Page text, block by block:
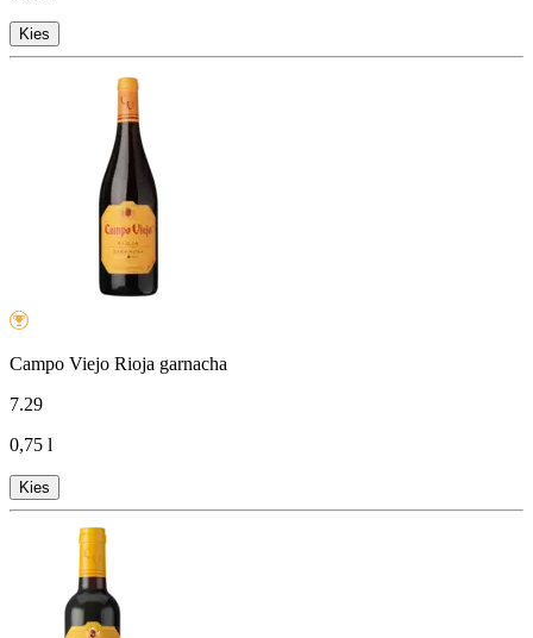
Kies
Campo Viejo Rioja garnacha
7.29
0,75 l
Kies